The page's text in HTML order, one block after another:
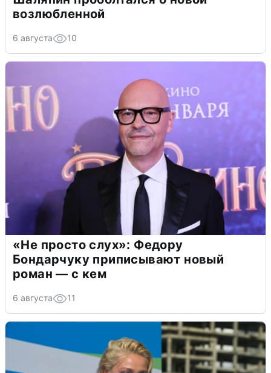
возлюбленной
6 августа 10
«Не просто слух»: Федору
Бондарчуку приписывают новый
роман — с кем
6 августа 11